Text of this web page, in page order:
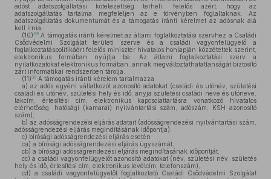
adóst adatszolgáltatási kötelezettség terheli, felelős azért, hogy az
adatszolgáltatás tartalma megfeleljen az e törvényben foglaltaknak. Az
adatszolgáltatás dokumentumát és a támogatás iránti kérelmet az adósnak alá
kell írnia.
(10) 29 A támogatás iránti kérelmet az állami foglalkoztatási szervhez a Családi
Csődvédelmi Szolgálat területi szerve és a családi vagyonfelügyelő a
foglalkoztatáspolitikáért felelős miniszter hivatalos honlapján közzétettek szerint,
elektronikus formában nyújtja be. Az állami foglalkoztatási szerv a
nyilatkozatokat elektronikus formában, annak megváltoztathatatlanságát biztosító
zárt informatikai rendszerben tárolja.
(11) 30 A támogatás iránti kérelem tartalmazza
a) az adós egyéni vállalkozót azonosító adatokat (családi és utónév, születési
családi és utónév, születési hely és idő, anyja születési családi neve és utóneve,
lakcím, értesítési cím, elektronikus kapcsolattartásra vonatkozó hivatalos
elérhetőség, hatósági (kamarai) nyilvántartási szám, adószám, KSH azonosító
szám),
b) az adósságrendezési eljárás adatait (adósságrendezési nyilvántartási szám,
adósságrendezési eljárás megindításának időpontja),
c) bírósági adósságrendezési eljárás esetén
ca) a bírósági adósságrendezési eljárás ügyszámát,
cb) a bírósági adósságrendezési eljárás megindításának időpontját,
cc) a családi vagyonfelügyelőt azonosító adatokat (név, születési név, születés
hely és idő, értesítési cím, elektronikus levélcím, telefonszám),
cd) a családi vagyonfelügyelőt foglalkoztató Családi Csődvédelmi Szolgálat